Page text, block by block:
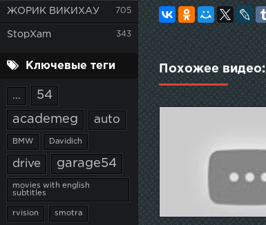
ЖОРИК ВИКИХАУ 705
StopXam 343
Ключевые теги
... 54
academeg auto
BMW Davidich
drive garage54
movies with english
subtitles
rvision smotra
Похожее видео: